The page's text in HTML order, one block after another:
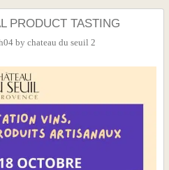
PRODUCT TASTING
by chateau du seuil 2